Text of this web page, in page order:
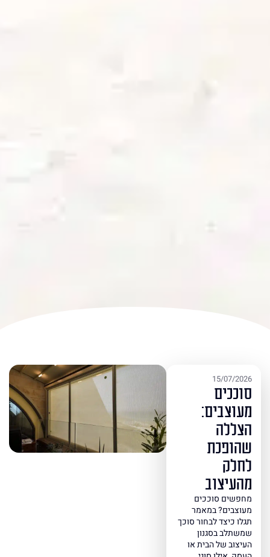
15/07/2026
סוככים
מעוצבים:
הצללה
שהופכת
לחלק
מהעיצוב
מחפשים סוככים
מעוצבים? במאמר
תגלו כיצד לבחור סוכך
שמשתלב בסגנון
העיצוב של הבית או